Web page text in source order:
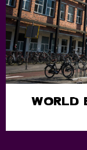
WORLD